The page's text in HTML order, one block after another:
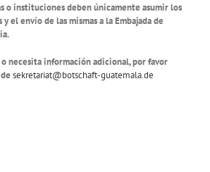
o instituciones deben únicamente asumir los
el envío de las mismas a la Embajada de
necesita información adicional, por favor
sekretariat@botschaft-guatemala.de